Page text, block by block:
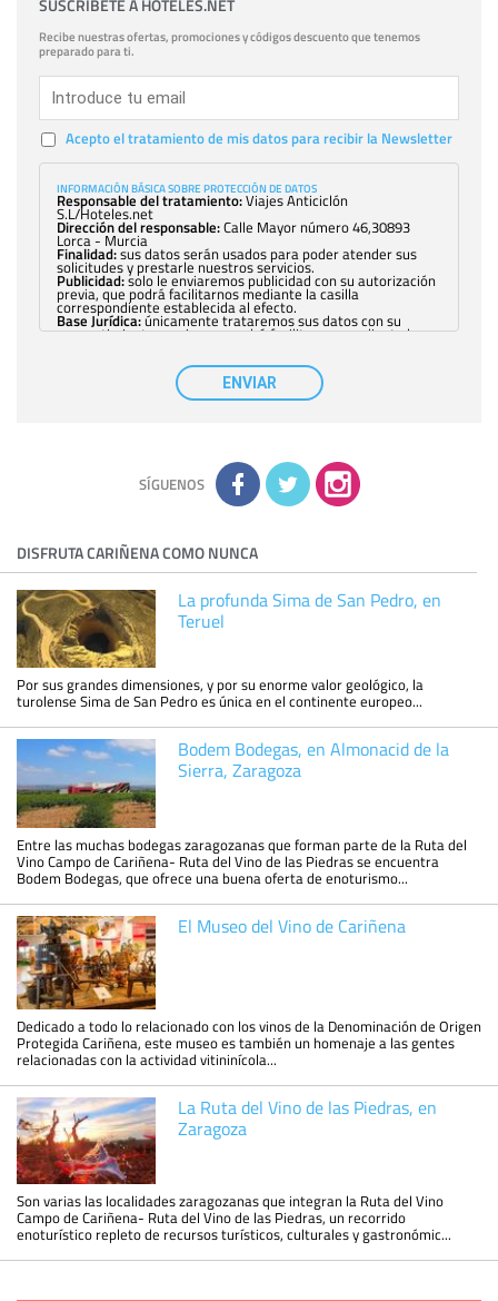
SUSCRÍBETE A HOTELES.NET
Recibe nuestras ofertas, promociones y códigos descuento que tenemos
preparado para ti.
Acepto el tratamiento de mis datos para recibir la Newsletter
INFORMACIÓN BÁSICA SOBRE PROTECCIÓN DE DATOS
Responsable del tratamiento:Viajes Anticiclón
S.L/Hoteles.net
Dirección del responsable:Calle Mayor número 46,30893
Lorca - Murcia
Finalidad:sus datos serán usados para poder atender sus
solicitudes y prestarle nuestros servicios.
Publicidad:solo le enviaremos publicidad con su autorización
previa, que podrá facilitarnos mediante la casilla
correspondiente establecida al efecto.
Base Jurídica:únicamente trataremos sus datos con su
consentimiento previo, que podrá facilitarnos mediante la
con carácter general, sólo el personal de
nuestra entidad que esté debidamente autorizado podrá
tener conocimiento de la información que le pedimos. No se
comunicarán datos a terceros.
adicional y detallada sobre cómo tratamos sus datos en la
política de privacidad
ENVIAR
SÍGUENOS
DISFRUTA CARIÑENA COMO NUNCA
La profunda Sima de San Pedro, en
Teruel
Por sus grandes dimensiones, y por su enorme valor geológico, la
turolense Sima de San Pedro es única en el continente europeo...
Bodem Bodegas, en Almonacid de la
Sierra, Zaragoza
Entre las muchas bodegas zaragozanas que forman parte de la Ruta del
Vino Campo de Cariñena- Ruta del Vino de las Piedras se encuentra
Bodem Bodegas, que ofrece una buena oferta de enoturismo...
El Museo del Vino de Cariñena
Dedicado a todo lo relacionado con los vinos de la Denominación de Origen
Protegida Cariñena, este museo es también un homenaje a las gentes
relacionadas con la actividad vitininícola...
La Ruta del Vino de las Piedras, en
Zaragoza
Son varias las localidades zaragozanas que integran la Ruta del Vino
Campo de Cariñena- Ruta del Vino de las Piedras, un recorrido
enoturístico repleto de recursos turísticos, culturales y gastronómic...